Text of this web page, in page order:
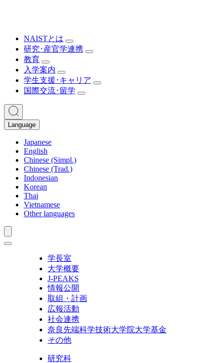
NAISTとは
研究･産官学連携
教育
入学案内
学生支援･キャリア
国際交流･留学
Language
Japanese
English
Chinese (Simpl.)
Chinese (Trad.)
Indonesian
Korean
Thai
Vietnamese
Other languages
学長室
大学概要
J-PEAKS
情報公開
取組・計画
広報活動
社会連携
奈良先端科学技術大学院大学基金
その他
研究科